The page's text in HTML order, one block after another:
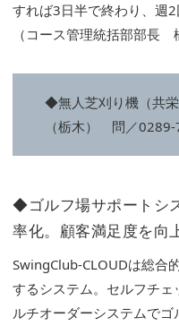
すれば3日半で終わり、週2
（コース管理統括部部長
◆無人芝刈り機（共
（栃木） 問／0289-
◆ゴルフ場サポートシ
率化。顧客満足度を向
SwingClub‐CLOUDは総合
するシステム。セルフチ
ルチオーダーシステムで